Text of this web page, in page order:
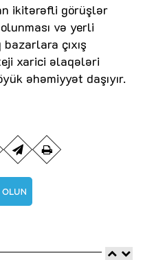
ikitərəfli görüşlər
və yerli
çıxış
xarici əlaqələri
əhəmiyyət daşıyır.